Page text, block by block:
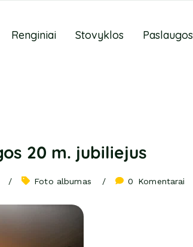
Renginiai Stovyklos Paslaugos
20 m. jubiliejus
Foto albumas 0 Komentarai